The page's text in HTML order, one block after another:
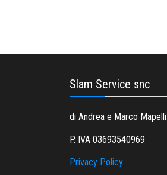
Slam Service snc
di Andrea e Marco Mapelli
P. IVA 03693540969
Privacy Policy